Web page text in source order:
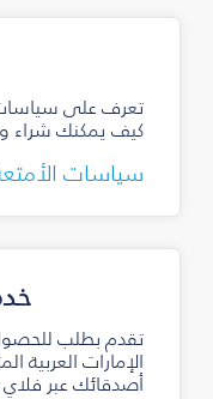
تعرف على سياسات
كيف يمكنك شراء
سياسات
تقدم بطلب
الإمارات العربية
أصدقائك عبر